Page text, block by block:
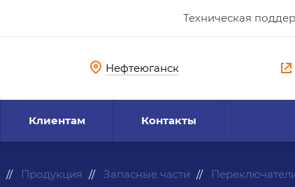
Техническая
Нефтеюганск
Клиентам Контакты
Продукция Запасные части